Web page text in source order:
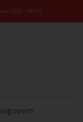
7:00 - 16:00